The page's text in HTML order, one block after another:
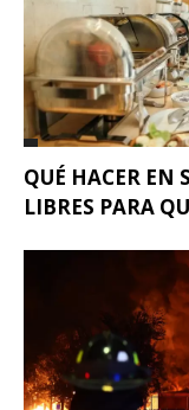
QUÉ HACER EN
LIBRES PARA